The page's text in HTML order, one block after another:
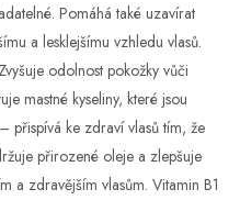
Pomáhá také uzavírat
a lesklejšímu vzhledu vlasů.
odolnost pokožky vůči
mastné kyseliny, které jsou
přispívá ke zdraví vlasů tím, že
přirozené oleje a zlepšuje
a zdravějším vlasům. Vitamin B1